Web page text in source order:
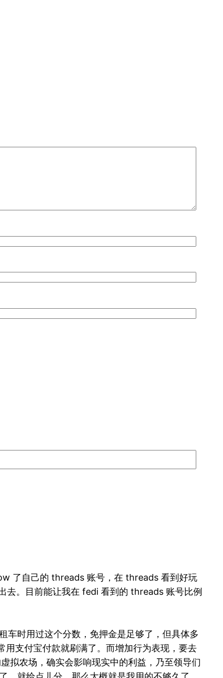
了自己的 threads 账号，在 threads 看到好玩
去。目前能让我在 fedi 看到的 threads 账号比例
车时用过这个分数，免押金是足够了，但具体多
支付宝付款就刷满了。而增加行为表现，要去
拟农场，确实会影响现实中的利益，乃至领导们